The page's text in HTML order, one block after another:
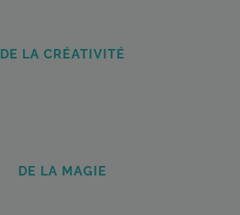
DE LA CRÉATIVITÉ
DE LA MAGIE